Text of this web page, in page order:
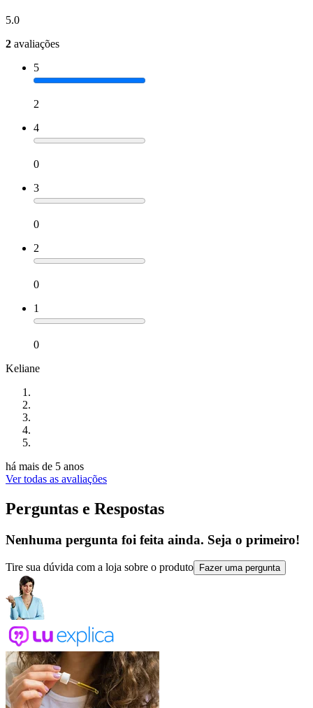
5.0
2 avaliações
5
2
4
0
3
0
2
0
1
0
Keliane
há mais de 5 anos
Ver todas as avaliações
Perguntas e Respostas
Nenhuma pergunta foi feita ainda. Seja o primeiro!
Tire sua dúvida com a loja sobre o produto Fazer uma pergunta